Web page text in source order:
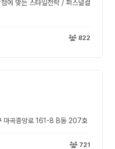
에 맞는 스타일전략 / 퍼스널컬
822
곡중앙로 161-8 B동 207호
721